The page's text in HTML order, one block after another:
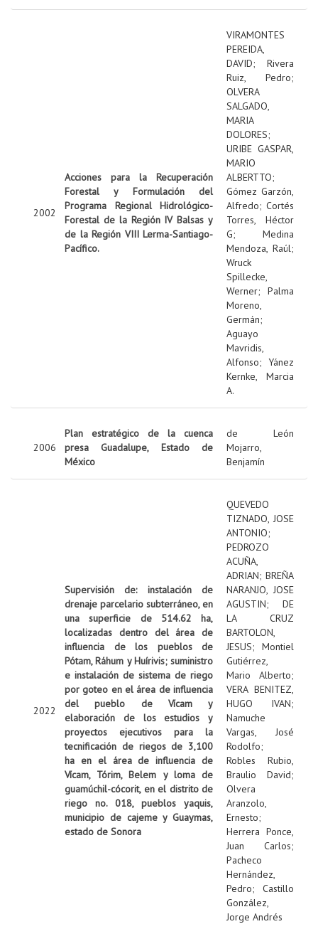
2002
Acciones para la Recuperación
Forestal y Formulación del
Programa Regional Hidrológico-
Forestal de la Región IV Balsas y
de la Región VIII Lerma-Santiago-
Pacífico.
VIRAMONTES
PEREIDA,
DAVID; Rivera
Ruiz, Pedro;
OLVERA
SALGADO,
MARIA
DOLORES;
URIBE GASPAR,
MARIO
ALBERTTO;
Gómez Garzón,
Alfredo; Cortés
Torres, Héctor
G; Medina
Mendoza, Raúl;
Wruck
Spillecke,
Werner; Palma
Moreno,
Germán;
Aguayo
Mavridis,
Alfonso; Yánez
Kernke, Marcia
A.
2006
Plan estratégico de la cuenca
presa Guadalupe, Estado de
México
de León
Mojarro,
Benjamín
2022
Supervisión de: instalación de
drenaje parcelario subterráneo, en
una superficie de 514.62 ha,
localizadas dentro del área de
influencia de los pueblos de
Pótam, Ráhum y Huírivis; suministro
e instalación de sistema de riego
por goteo en el área de influencia
del pueblo de Vícam y
elaboración de los estudios y
proyectos ejecutivos para la
tecnificación de riegos de 3,100
ha en el área de influencia de
Vícam, Tórim, Belem y loma de
guamúchil-cócorit, en el distrito de
riego no. 018, pueblos yaquis,
municipio de cajeme y Guaymas,
estado de Sonora
QUEVEDO
TIZNADO, JOSE
ANTONIO;
PEDROZO
ACUÑA,
ADRIAN; BREÑA
NARANJO, JOSE
AGUSTIN; DE
LA CRUZ
BARTOLON,
JESUS; Montiel
Gutiérrez,
Mario Alberto;
VERA BENITEZ,
HUGO IVAN;
Namuche
Vargas, José
Rodolfo;
Robles Rubio,
Braulio David;
Olvera
Aranzolo,
Ernesto;
Herrera Ponce,
Juan Carlos;
Pacheco
Hernández,
Pedro; Castillo
González,
Jorge Andrés